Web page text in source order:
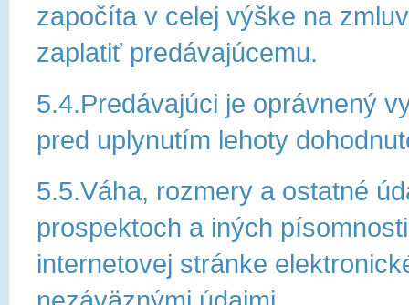
započíta v celej výške na
zaplatiť predávajúcemu.
5.4.Predávajúci je oprávnený
pred uplynutím lehoty
5.5.Váha, rozmery a ostatné
prospektoch a iných
internetovej stránke